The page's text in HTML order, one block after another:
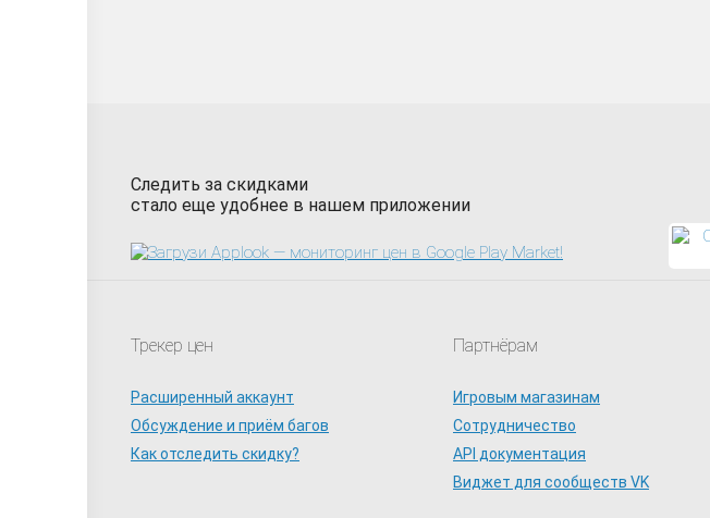
Следить за скидками
стало еще удобнее в нашем приложении
Трекер цен
Расширенный аккаунт
Обсуждение и приём багов
Как отследить скидку?
Партнёрам
Игровым магазинам
Сотрудничество
API документация
Виджет для сообществ VK